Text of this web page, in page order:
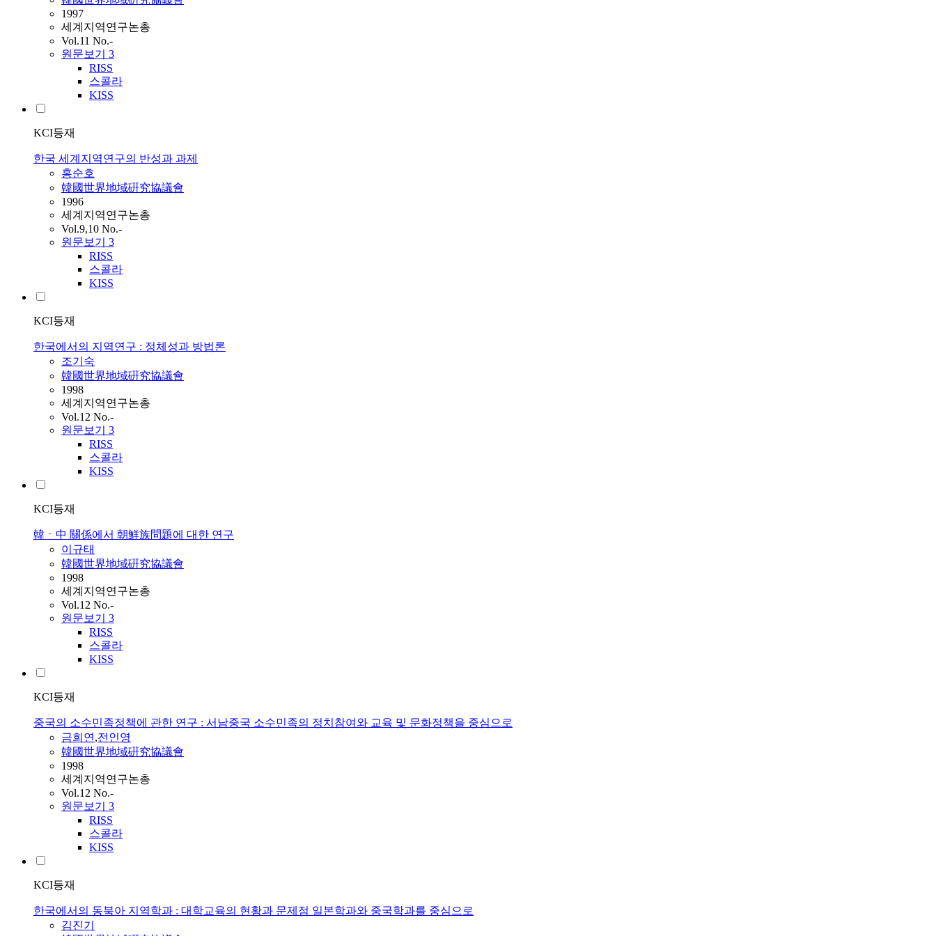
1997
세계지역연구논총
Vol.11 No.-
원문보기 3
RISS
스콜라
KISS
KCI등재
한국 세계지역연구의 반성과 과제
홍순호
韓國世界地域硏究協議會
1996
세계지역연구논총
Vol.9,10 No.-
원문보기 3
RISS
스콜라
KISS
KCI등재
한국에서의 지역연구 : 정체성과 방법론
조기숙
韓國世界地域硏究協議會
1998
세계지역연구논총
Vol.12 No.-
원문보기 3
RISS
스콜라
KISS
KCI등재
韓ㆍ中 關係에서 朝鮮族問題에 대한 연구
이규태
韓國世界地域硏究協議會
1998
세계지역연구논총
Vol.12 No.-
원문보기 3
RISS
스콜라
KISS
KCI등재
중국의 소수민족정책에 관한 연구 : 서남중국 소수민족의 정치참여와 교육 및 문화정책을 중심으로
금희연,전인영
韓國世界地域硏究協議會
1998
세계지역연구논총
Vol.12 No.-
원문보기 3
RISS
스콜라
KISS
KCI등재
한국에서의 동북아 지역학과 : 대학교육의 현황과 문제점 일본학과와 중국학과를 중심으로
김진기